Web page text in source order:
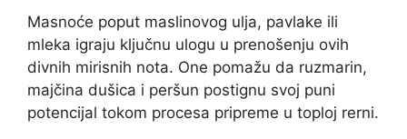
Masnoće poput maslinovog ulja, pavlake ili
mleka igraju ključnu ulogu u prenošenju ovih
divnih mirisnih nota. One pomažu da ruzmarin,
majčina dušica i peršun postignu svoj puni
potencijal tokom procesa pripreme u toploj rerni.